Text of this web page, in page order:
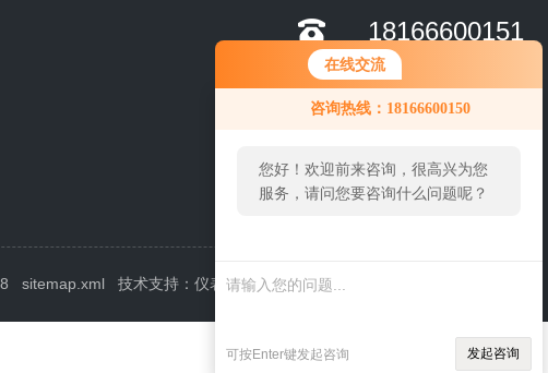
在线交流
咨询热线：18166600150
您好！欢迎前来咨询，很高兴为您
服务，请问您要咨询什么问题呢？
可按Enter键发起咨询 发起咨询
18166600151
sitemap.xml 技术支持： 仪表网 管理登陆